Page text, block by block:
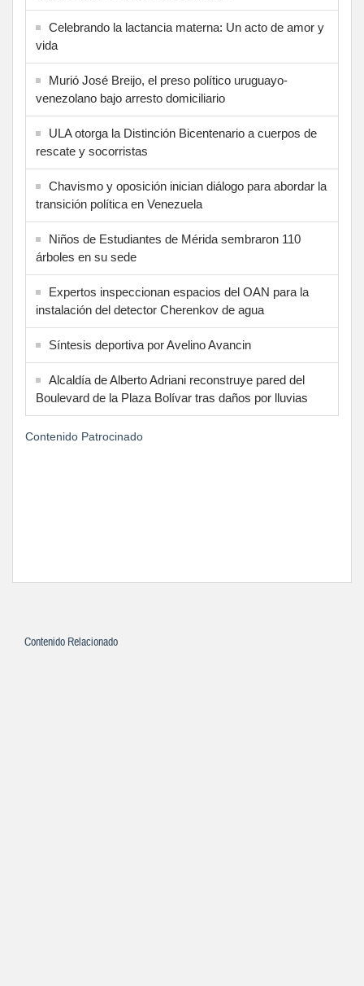
Celebrando la lactancia materna: Un acto de amor y
vida
Murió José Breijo, el preso político uruguayo-
venezolano bajo arresto domiciliario
ULA otorga la Distinción Bicentenario a cuerpos de
rescate y socorristas
Chavismo y oposición inician diálogo para abordar la
transición política en Venezuela
Niños de Estudiantes de Mérida sembraron 110
árboles en su sede
Expertos inspeccionan espacios del OAN para la
instalación del detector Cherenkov de agua
Síntesis deportiva por Avelino Avancin
Alcaldía de Alberto Adriani reconstruye pared del
Boulevard de la Plaza Bolívar tras daños por lluvias
Contenido Patrocinado
Contenido Relacionado